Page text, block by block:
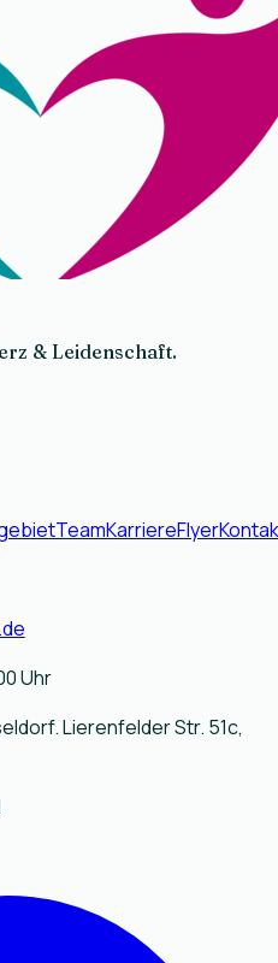
& Leidenschaft.
TeamKarriereFlyer
Uhr
.Lierenfelder Str. 51c,